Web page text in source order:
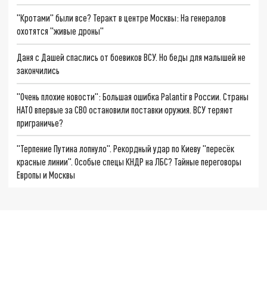
"Кротами" были все? Теракт в центре Москвы: На генералов
охотятся "живые дроны"
Даня с Дашей спаслись от боевиков ВСУ. Но беды для малышей не
закончились
"Очень плохие новости": Большая ошибка Palantir в России. Страны
НАТО впервые за СВО остановили поставки оружия. ВСУ теряют
приграничье?
"Терпение Путина лопнуло". Рекордный удар по Киеву "пересёк
красные линии". Особые спецы КНДР на ЛБС? Тайные переговоры
Европы и Москвы